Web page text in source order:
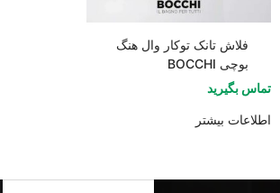
فلاش تانک توکار وال هنگ
بوچی BOCCHI
تماس بگیرید
اطلاعات بیشتر